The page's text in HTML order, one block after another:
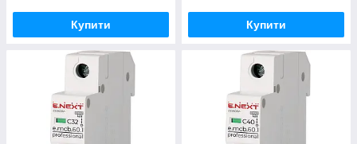
Купити Купити